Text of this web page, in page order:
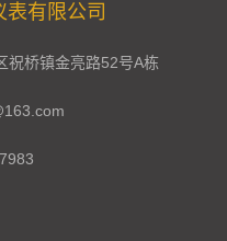
有限公司
桥镇金亮路52号A栋